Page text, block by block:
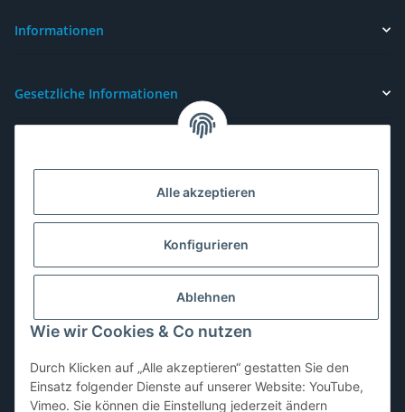
Alle akzeptieren
Konfigurieren
Ablehnen
Wie wir Cookies & Co nutzen
Durch Klicken auf „Alle akzeptieren“ gestatten Sie den
Einsatz folgender Dienste auf unserer Website: YouTube,
Vimeo. Sie können die Einstellung jederzeit ändern
Informationen
Gesetzliche Informationen
Vertrag widerrufen